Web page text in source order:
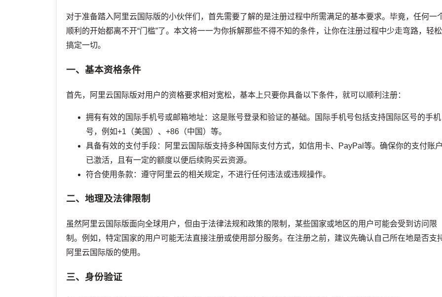
对于准备踏入阿里云国际版的小伙伴们，首先需要了解的是注册过程中所需满足的基本要求。毕竟，任何一
顺利的开始都离不开“门槛”了。本文将一一为你拆解那些不得不知的条件，让你在注册过程中少走弯路，轻松
搞定一切。
一、基本资格条件
首先，阿里云国际版对用户的资格要求相对宽松，基本上只要你具备以下条件，就可以顺利注册：
拥有有效的国际手机号或邮箱地址：这是账号登录和验证的基础。国际手机号包括支持国际区号的手机
号，例如+1（美国）、+86（中国）等。
具备有效的支付手段：阿里云国际版支持多种国际支付方式，如信用卡、PayPal等。确保你的支付账
已激活，且有一定的额度以便后续购买云资源。
符合使用条款：遵守阿里云的相关规定，不进行任何违法或违规操作。
二、地理及法律限制
虽然阿里云国际版面向全球用户，但由于法律法规和政策的限制，某些国家或地区的用户可能会受到访问限
制。例如，特定国家的用户可能无法直接注册或使用部分服务。在注册之前，建议先确认自己所在地是否支
阿里云国际版的使用。
三、身份验证